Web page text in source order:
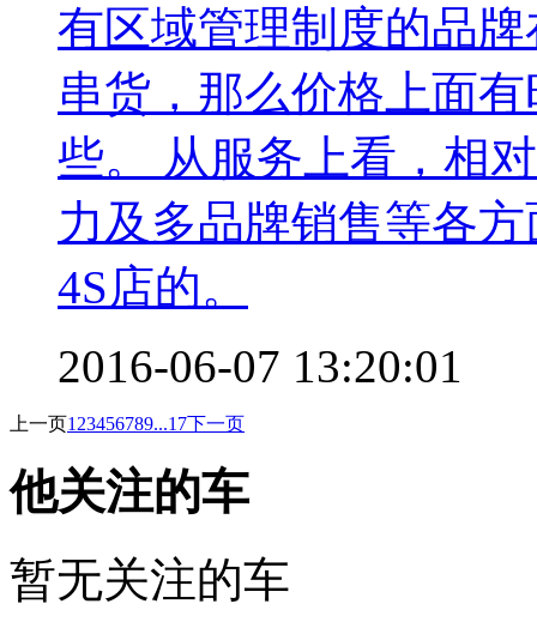
有区域管理制度的品
串货，那么价格上面
些。 从服务上看，相
力及多品牌销售等各
4S店的。
2016-06-07 13:20:01
上一页1 23456789...17下一页
他关注的车
暂无关注的车